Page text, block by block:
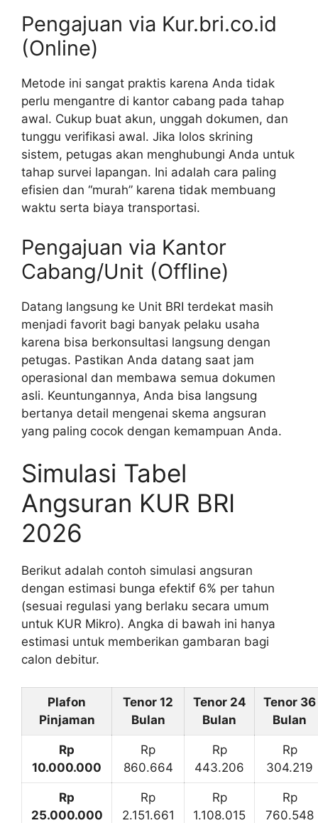
Pengajuan via Kur.bri.co.id
(Online)
Metode ini sangat praktis karena Anda tidak
perlu mengantre di kantor cabang pada tahap
awal. Cukup buat akun, unggah dokumen, dan
tunggu verifikasi awal. Jika lolos skrining
sistem, petugas akan menghubungi Anda untuk
tahap survei lapangan. Ini adalah cara paling
efisien dan “murah” karena tidak membuang
waktu serta biaya transportasi.
Pengajuan via Kantor
Cabang/Unit (Offline)
Datang langsung ke Unit BRI terdekat masih
menjadi favorit bagi banyak pelaku usaha
karena bisa berkonsultasi langsung dengan
petugas. Pastikan Anda datang saat jam
operasional dan membawa semua dokumen
asli. Keuntungannya, Anda bisa langsung
bertanya detail mengenai skema angsuran
yang paling cocok dengan kemampuan Anda.
Simulasi Tabel
Angsuran KUR BRI
2026
Berikut adalah contoh simulasi angsuran
dengan estimasi bunga efektif 6% per tahun
(sesuai regulasi yang berlaku secara umum
untuk KUR Mikro). Angka di bawah ini hanya
estimasi untuk memberikan gambaran bagi
calon debitur.
Plafon
Pinjaman
Tenor 12
Bulan
Tenor 24
Bulan
Tenor 36
Bulan
Rp
10.000.000
Rp
860.664
Rp
443.206
Rp
304.219
Rp
25.000.000
Rp
2.151.661
Rp
1.108.015
Rp
760.548